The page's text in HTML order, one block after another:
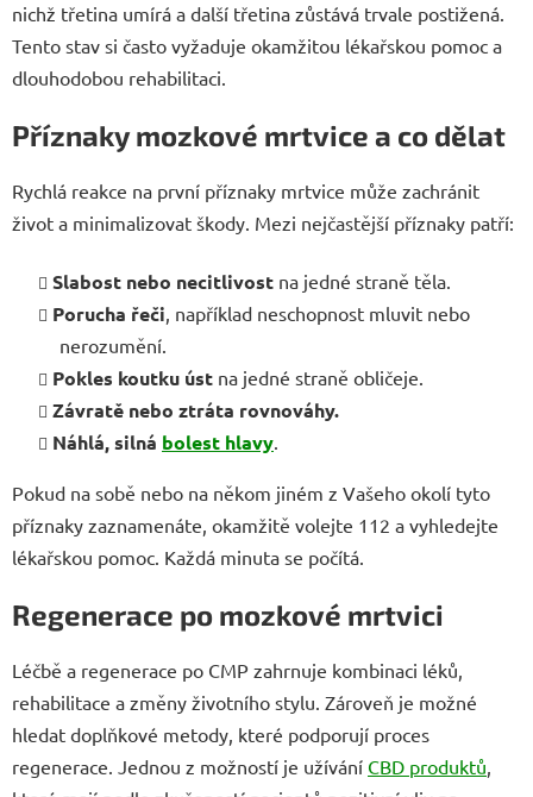
nichž třetina umírá a další třetina zůstává trvale postižená.
Tento stav si často vyžaduje okamžitou lékařskou pomoc a
dlouhodobou rehabilitaci.
Příznaky mozkové mrtvice a co dělat
Rychlá reakce na první příznaky mrtvice může zachránit
život a minimalizovat škody. Mezi nejčastější příznaky patří:
Slabost nebo necitlivost na jedné straně těla.
Porucha řeči, například neschopnost mluvit nebo
nerozumění.
Pokles koutku úst na jedné straně obličeje.
Závratě nebo ztráta rovnováhy.
Náhlá, silná bolest hlavy.
Pokud na sobě nebo na někom jiném z Vašeho okolí tyto
příznaky zaznamenáte, okamžitě volejte 112 a vyhledejte
lékařskou pomoc. Každá minuta se počítá.
Regenerace po mozkové mrtvici
Léčbě a regenerace po CMP zahrnuje kombinaci léků,
rehabilitace a změny životního stylu. Zároveň je možné
hledat doplňkové metody, které podporují proces
regenerace. Jednou z možností je užívání CBD produktů,